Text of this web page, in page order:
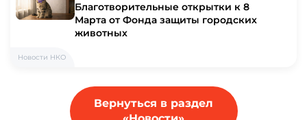
Новости НКО
Благотворительные открытки к 8
Марта от Фонда защиты городских
животных
Вернуться в раздел